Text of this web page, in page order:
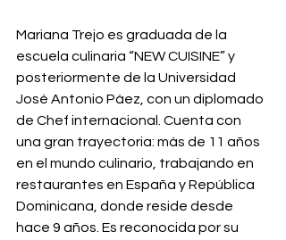
Mariana Trejo es graduada de la
escuela culinaria “NEW CUISINE” y
posteriormente de la Universidad
José Antonio Páez, con un diplomado
de Chef internacional. Cuenta con
una gran trayectoria: más de 11 años
en el mundo culinario, trabajando en
restaurantes en España y República
Dominicana, donde reside desde
hace 9 años. Es reconocida por su